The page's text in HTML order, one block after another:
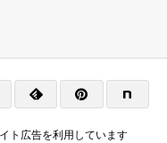
ト広告を利用しています